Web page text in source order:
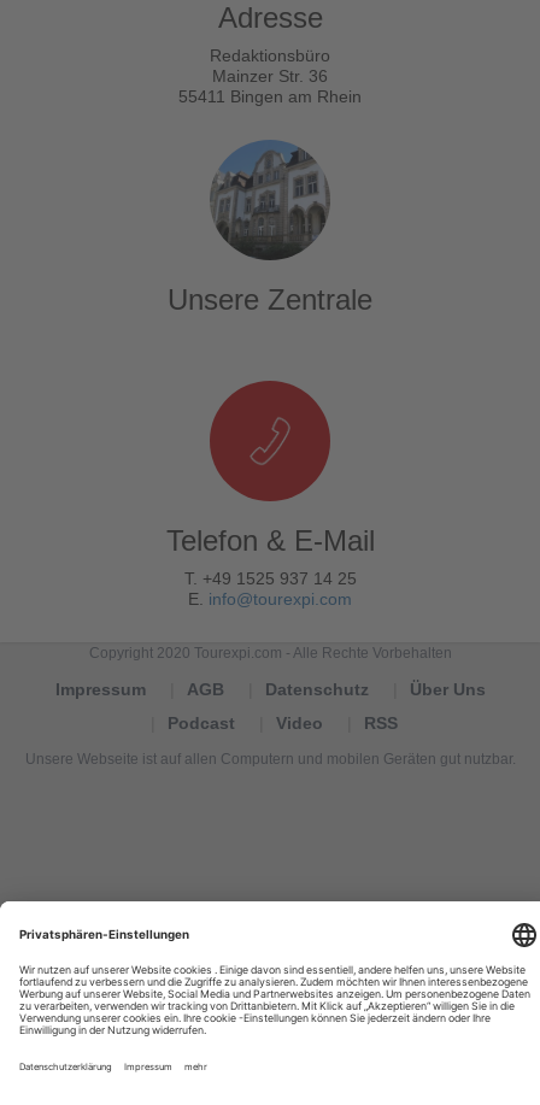
Adresse
Redaktionsbüro
Mainzer Str. 36
55411 Bingen am Rhein
Unsere Zentrale
Telefon & E-Mail
T. +49 1525 937 14 25
E. info@tourexpi.com
Copyright 2020 Tourexpi.com - Alle Rechte Vorbehalten
Impressum AGB Datenschutz
Über Uns
Podcast
Video RSS
Unsere Webseite ist auf allen Computern und mobilen Geräten gut nutzbar.
news,
noticias
turismo,
Tourismus
Nachrichten,
туризма,